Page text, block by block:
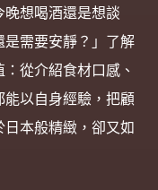
想喝酒還是想談
需要安靜？」了解
從介紹食材口感、
以自身經驗，把顧
本般精緻，卻又如